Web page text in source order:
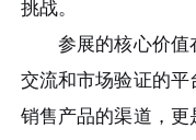
挑战。
参展的核心价值
交流和市场验证的
销售产品的渠道，更